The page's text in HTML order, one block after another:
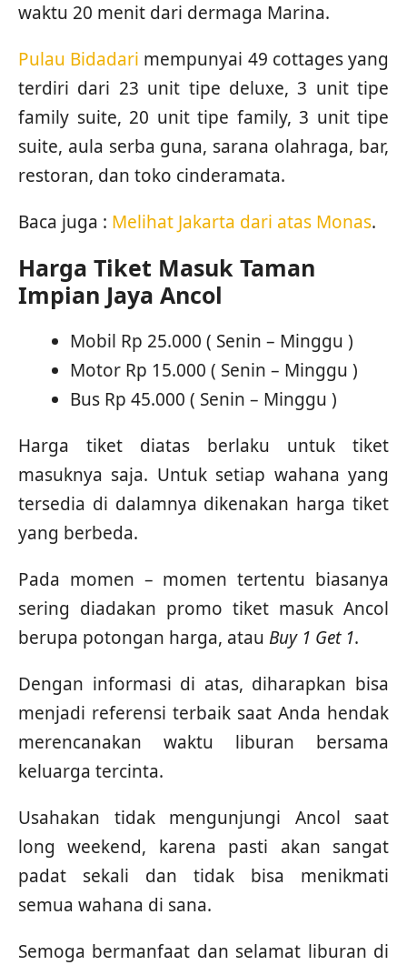
waktu 20 menit dari dermaga Marina.
Pulau Bidadari mempunyai 49 cottages yang
terdiri dari 23 unit tipe deluxe, 3 unit tipe
family suite, 20 unit tipe family, 3 unit tipe
suite, aula serba guna, sarana olahraga, bar,
restoran, dan toko cinderamata.
Baca juga : Melihat Jakarta dari atas Monas.
Harga Tiket Masuk Taman
Impian Jaya Ancol
Mobil Rp 25.000 ( Senin – Minggu )
Motor Rp 15.000 ( Senin – Minggu )
Bus Rp 45.000 ( Senin – Minggu )
Harga tiket diatas berlaku untuk tiket
masuknya saja. Untuk setiap wahana yang
tersedia di dalamnya dikenakan harga tiket
yang berbeda.
Pada momen – momen tertentu biasanya
sering diadakan promo tiket masuk Ancol
berupa potongan harga, atau Buy 1 Get 1.
Dengan informasi di atas, diharapkan bisa
menjadi referensi terbaik saat Anda hendak
merencanakan waktu liburan bersama
keluarga tercinta.
Usahakan tidak mengunjungi Ancol saat
long weekend, karena pasti akan sangat
padat sekali dan tidak bisa menikmati
semua wahana di sana.
Semoga bermanfaat dan selamat liburan di